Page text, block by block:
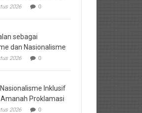
2026 0
sebagai
dan Nasionalisme
2026 0
Inklusif
Proklamasi
2026 0